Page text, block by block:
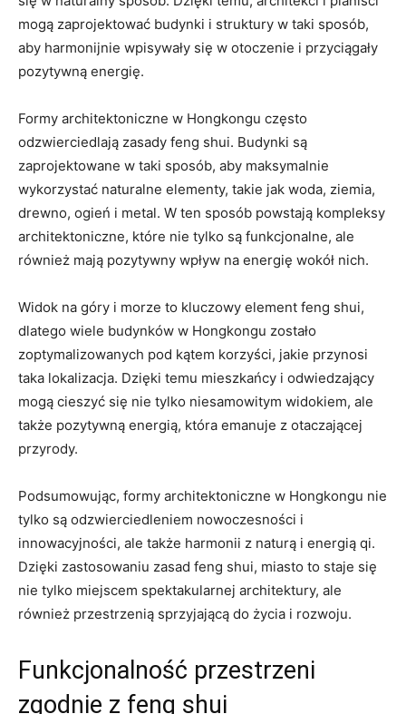
mogą zaprojektować⁢ budynki i struktury w taki sposób,
aby‍ harmonijnie wpisywały się w‍ otoczenie i przyciągały
pozytywną energię.
Formy architektoniczne w‍ Hongkongu często
odzwierciedlają zasady feng shui. Budynki są
zaprojektowane w taki sposób, aby maksymalnie
wykorzystać naturalne‍ elementy, takie jak woda,‌ ziemia, ​
drewno, ogień i metal. W ten sposób‌ powstają kompleksy​
architektoniczne, które nie tylko⁢ są funkcjonalne, ale
również mają pozytywny wpływ​ na ​energię wokół nich.
Widok na góry i ⁣morze to kluczowy element ⁣feng shui,
dlatego wiele budynków w Hongkongu zostało
zoptymalizowanych ‍pod kątem korzyści, jakie przynosi
taka​ lokalizacja. Dzięki temu mieszkańcy i odwiedzający
mogą cieszyć się nie tylko niesamowitym widokiem, ale
⁣także pozytywną⁢ energią, która emanuje z otaczającej⁢
przyrody.
Podsumowując, formy architektoniczne w Hongkongu nie
tylko są odzwierciedleniem nowoczesności i
innowacyjności, ale także harmonii z naturą i energią ‌qi.
⁤Dzięki ⁢zastosowaniu zasad feng shui, miasto to‍ staje się
nie tylko ‍miejscem spektakularnej architektury, ale
również przestrzenią sprzyjającą do życia i ‍rozwoju.
Funkcjonalność przestrzeni
zgodnie z feng shui